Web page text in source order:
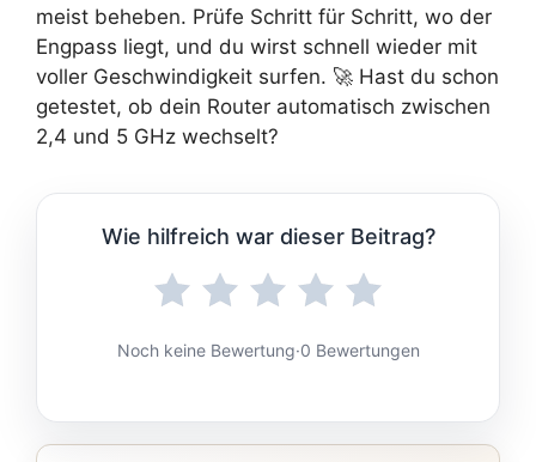
meist beheben. Prüfe Schritt für Schritt, wo der
Engpass liegt, und du wirst schnell wieder mit
voller Geschwindigkeit surfen. 🚀 Hast du schon
getestet, ob dein Router automatisch zwischen
2,4 und 5 GHz wechselt?
Wie hilfreich war dieser Beitrag?
Noch keine Bewertung·0 Bewertungen